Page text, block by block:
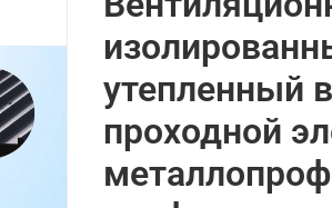
утепленный
проходной